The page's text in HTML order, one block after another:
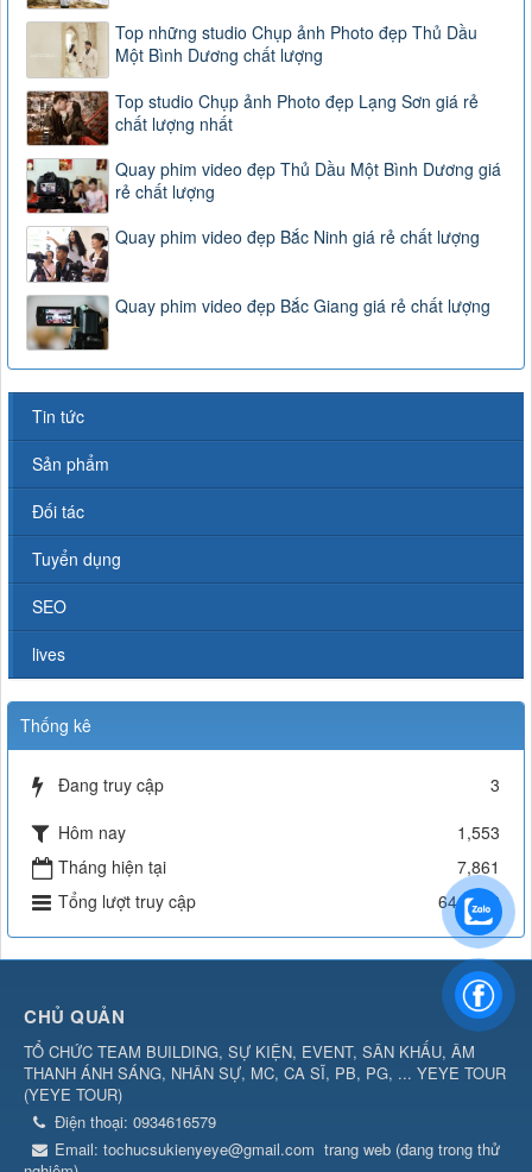
Top những studio Chụp ảnh Photo đẹp Thủ Dầu
Một Bình Dương chất lượng
Top studio Chụp ảnh Photo đẹp Lạng Sơn giá rẻ
chất lượng nhất
Quay phim video đẹp Thủ Dầu Một Bình Dương giá
rẻ chất lượng
Quay phim video đẹp Bắc Ninh giá rẻ chất lượng
Quay phim video đẹp Bắc Giang giá rẻ chất lượng
Tin tức
Sản phẩm
Đối tác
Tuyển dụng
SEO
lives
Thống kê
Đang truy cập
3
Hôm nay
1,553
Tháng hiện tại
7,861
Tổng lượt truy cập
644,692
CHỦ QUẢN
TỔ CHỨC TEAM BUILDING, SỰ KIỆN, EVENT, SÂN KHẤU, ÂM
THANH ÁNH SÁNG, NHÂN SỰ, MC, CA SĨ, PB, PG, ... YEYE TOUR
(YEYE TOUR)
Điện thoại: 0934616579
Email: tochucsukienyeye@gmail.com trang web (đang trong thử